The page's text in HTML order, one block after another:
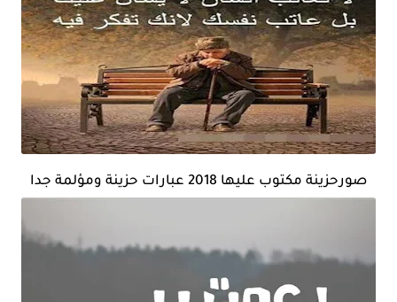
صورحزينة مكتوب عليها 2018 عبارات حزينة ومؤلمة جدا